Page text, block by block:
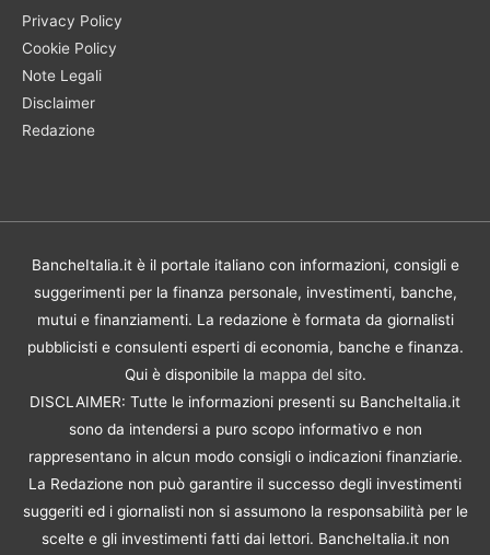
Privacy Policy
Cookie Policy
Note Legali
Disclaimer
Redazione
BancheItalia.it è il portale italiano con informazioni, consigli e
suggerimenti per la finanza personale, investimenti, banche,
mutui e finanziamenti. La redazione è formata da giornalisti
pubblicisti e consulenti esperti di economia, banche e finanza.
Qui è disponibile la mappa del sito.
DISCLAIMER: Tutte le informazioni presenti su BancheItalia.it
sono da intendersi a puro scopo informativo e non
rappresentano in alcun modo consigli o indicazioni finanziarie.
La Redazione non può garantire il successo degli investimenti
suggeriti ed i giornalisti non si assumono la responsabilità per le
scelte e gli investimenti fatti dai lettori. BancheItalia.it non